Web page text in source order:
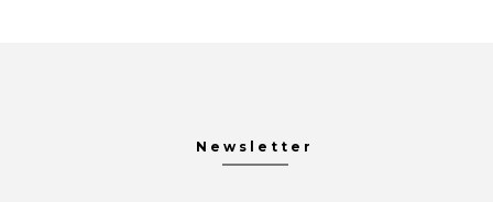
Newsletter